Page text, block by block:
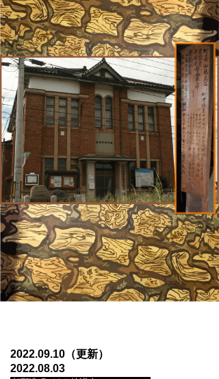
2022.09.10 （更新）
2022.08.03